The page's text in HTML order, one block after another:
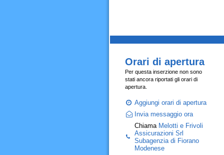
Orari di apertura
Per questa inserzione non sono
stati ancora riportati gli orari di
apertura.
Aggiungi orari di apertura
Invia messaggio ora
Chiama Melotti e Frivoli
Assicurazioni Srl
Subagenzia di Fiorano
Modenese